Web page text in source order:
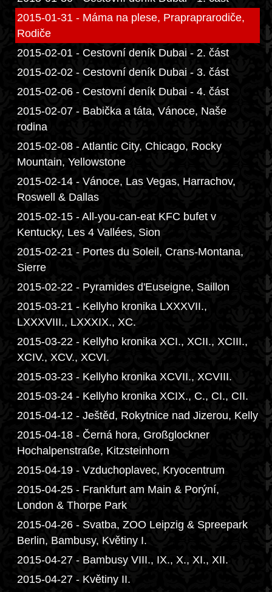
2015-01-31 - Máma na plese, Prapraprarodiče,
Rodiče
2015-02-01 - Cestovní deník Dubai - 2. část
2015-02-02 - Cestovní deník Dubai - 3. část
2015-02-06 - Cestovní deník Dubai - 4. část
2015-02-07 - Babička a táta, Vánoce, Naše
rodina
2015-02-08 - Atlantic City, Chicago, Rocky
Mountain, Yellowstone
2015-02-14 - Vánoce, Las Vegas, Harrachov,
Roswell & Dallas
2015-02-15 - All-you-can-eat KFC bufet v
Kentucky, Les 4 Vallées, Sion
2015-02-21 - Portes du Soleil, Crans-Montana,
Sierre
2015-02-22 - Pyramides d'Euseigne, Saillon
2015-03-21 - Kellyho kronika LXXXVII.,
LXXXVIII., LXXXIX., XC.
2015-03-22 - Kellyho kronika XCI., XCII., XCIII.,
XCIV., XCV., XCVI.
2015-03-23 - Kellyho kronika XCVII., XCVIII.
2015-03-24 - Kellyho kronika XCIX., C., CI., CII.
2015-04-12 - Ještěd, Rokytnice nad Jizerou, Kelly
2015-04-18 - Černá hora, Großglockner
Hochalpenstraße, Kitzsteinhorn
2015-04-19 - Vzduchoplavec, Kryocentrum
2015-04-25 - Frankfurt am Main & Porýní,
London & Thorpe Park
2015-04-26 - Svatba, ZOO Leipzig & Spreepark
Berlin, Bambusy, Květiny I.
2015-04-27 - Bambusy VIII., IX., X., XI., XII.
2015-04-27 - Květiny II.